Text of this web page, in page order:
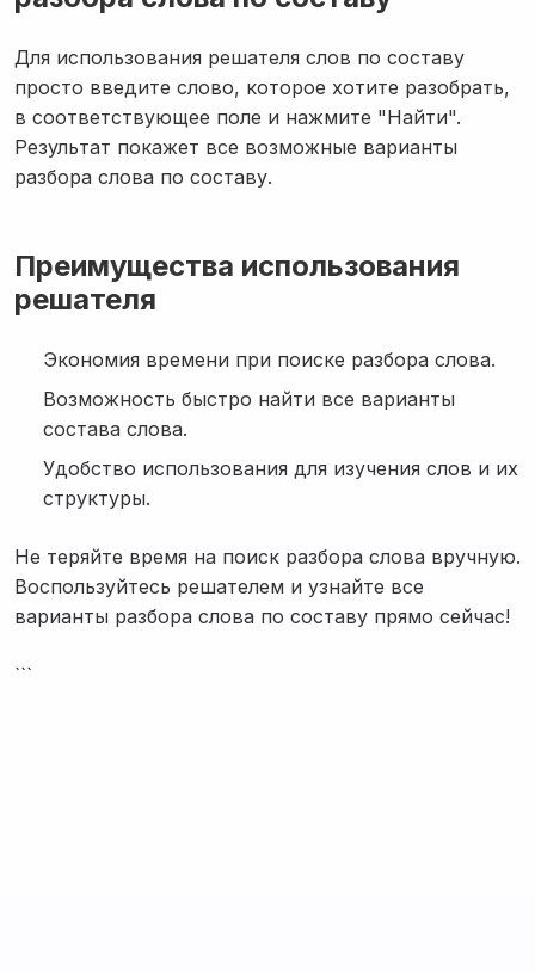
Для использования решателя слов по составу
просто введите слово, которое хотите разобрать,
в соответствующее поле и нажмите "Найти".
Результат покажет все возможные варианты
разбора слова по составу.
Преимущества использования
решателя
Экономия времени при поиске разбора слова.
Возможность быстро найти все варианты
состава слова.
Удобство использования для изучения слов и их
структуры.
Не теряйте время на поиск разбора слова вручную.
Воспользуйтесь решателем и узнайте все
варианты разбора слова по составу прямо сейчас!
```